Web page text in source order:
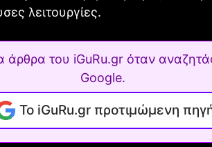
λειτουργίες.
άρθρα του iGuRu.gr όταν
Google.
Το iGuRu.gr προτιμώμενη